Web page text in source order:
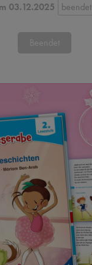
03.12.2025
Beendet